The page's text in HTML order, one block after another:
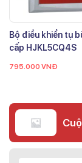
Bộ điều khiển tụ
cấp HJKL5CQ4S
795.000 VNĐ